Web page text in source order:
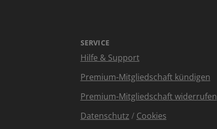
SERVICE
Hilfe & Support
Premium-Mitgliedschaft kündigen
Premium-Mitgliedschaft widerrufen
Datenschutz / Cookies